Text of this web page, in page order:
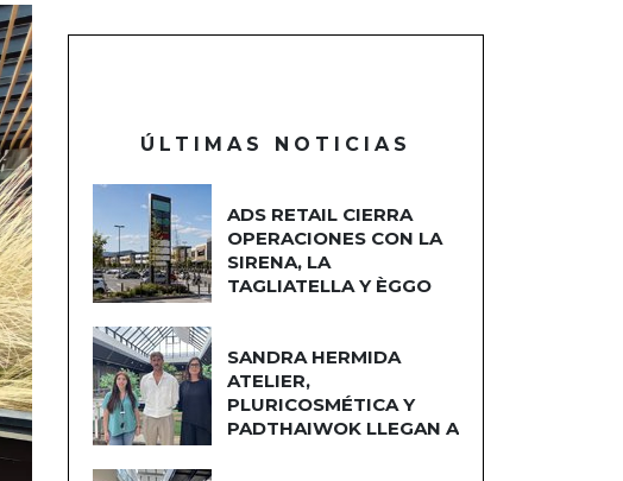
ÚLTIMAS NOTICIAS
ADS RETAIL CIERRA
OPERACIONES CON LA
SIRENA, LA
TAGLIATELLA Y ÈGGO
SANDRA HERMIDA
ATELIER,
PLURICOSMÉTICA Y
PADTHAIWOK LLEGAN A